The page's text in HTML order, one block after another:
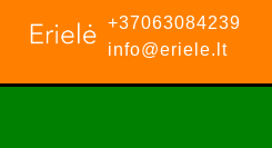
+37063084239
info@eriele.lt